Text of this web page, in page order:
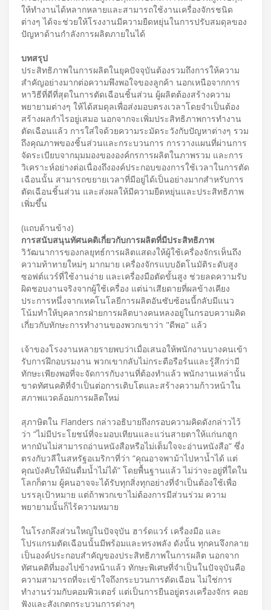
ให้ทำงานได้หลากหลายและสามารถใช้งานเครื่องจักรชนิด
ต่างๆ ได้จะช่วยให้โรงงานมีความยืดหยุ่นในการปรับสมดุลของ
ปัญหาด้านกำลังการผลิตภายในได้
บทสรุป
ประสิทธิภาพในการผลิตในยุคปัจจุบันต้องรวมถึงการให้ความ
สำคัญอย่างมากต่อความพึงพอใจของลูกค้า นอกเหนือจากการ
หาวิธีที่ดีที่สุดในการตัดเฉือนชิ้นส่วน ผู้ผลิตต้องสร้างความ
พยายามต่างๆ ให้ได้สมดุลเพื่อส่งมอบตรงเวลาโดยจำเป็นต้อง
สร้างผลกำไรอยู่เสมอ นอกจากจะเพิ่มประสิทธิภาพการทำงาน
ตัดเฉือนแล้ว การใส่ใจด้วยความระมัดระวังกับปัญหาต่างๆ รวม
ถึงคุณภาพของชิ้นส่วนและกระบวนการ การวางแผนที่ผ่านการ
จัดระเบียบจากมุมมองขององค์กรการผลิตในภาพรวม และการ
วิเคราะห์อย่างต่อเนื่องถึงองค์ประกอบของการใช้เวลาในการตัด
เฉือนนั้น สามารถขยายเวลาที่มีอยู่ได้เป็นอย่างมากสำหรับการ
ตัดเฉือนชิ้นส่วน และส่งผลให้มีความยืดหยุ่นและประสิทธิภาพ
เพิ่มขึ้น
(แถบด้านข้าง)
การสนับสนุนทัศนคติเกี่ยวกับการผลิตที่มีประสิทธิภาพ
วิวัฒนาการของกลยุทธ์การผลิตแสดงให้ผู้ใช้เครื่องจักรเห็นถึง
ความท้าทายใหม่ๆ มากมาย เครื่องจักรแบบอัตโนมัติระดับสูง
ซอฟต์แวร์ที่ใช้งานง่าย และเครื่องมือตัดขั้นสูง ช่วยลดความรับ
ผิดชอบงานจริงจากผู้ใช้เครื่อง แต่น่าเสียดายที่ผลข้างเคียง
ประการหนึ่งจากเทคโนโลยีการผลิตอันซับซ้อนนี้กลับมีแนว
โน้มทำให้บุคลากรฝ่ายการผลิตบางคนหลงอยู่ในกรอบความคิด
เกี่ยวกับทักษะการทำงานของพวกเขาว่า "ดีพอ" แล้ว
เจ้าของโรงงานหลายรายพบว่าเมื่อเสนอให้พนักงานบางคนเข้า
รับการฝึกอบรมงาน พวกเขากลับไม่กระตือรือร้นและรู้สึกว่ามี
ทักษะเพียงพอที่จะจัดการกับงานที่ต้องทำแล้ว พนักงานเหล่านั้น
ขาดทัศนคติที่จำเป็นต่อการเติบโตและสร้างความก้าวหน้าใน
สภาพแวดล้อมการผลิตใหม่
สุภาษิตใน Flanders กล่าวอธิบายถึงกรอบความคิดดังกล่าวไว้
ว่า “ไม่มีประโยชน์ที่จะมอบเทียนและแว่นสายตาให้แก่นกฮูก
หากมันไม่สามารถอ่านหนังสือหรือไม่เต็มใจจะอ่านหนังสือ” ซึ่ง
ตรงกับวลีในสหรัฐอเมริกาที่ว่า “คุณอาจพาม้าไปหาน้ำได้ แต่
คุณบังคับให้มันดื่มน้ำไม่ได้” โดยพื้นฐานแล้ว ไม่ว่าจะอยู่ที่ใดใน
โลกก็ตาม ผู้คนอาจจะได้รับทุกสิ่งทุกอย่างที่จำเป็นต้องใช้เพื่อ
บรรลุเป้าหมาย แต่ถ้าพวกเขาไม่ต้องการมีส่วนร่วม ความ
พยายามนั้นก็ไร้ความหมาย
ในโรงกลึงส่วนใหญ่ในปัจจุบัน ฮาร์ดแวร์ เครื่องมือ และ
โปรแกรมตัดเฉือนนั้นมีพร้อมและทรงพลัง ดังนั้น ทุกคนจึงกลาย
เป็นองค์ประกอบสำคัญของประสิทธิภาพในการผลิต นอกจาก
ทัศนคติที่มองไปข้างหน้าแล้ว ทักษะพิเศษที่จำเป็นในปัจจุบันคือ
ความสามารถที่จะเข้าใจถึงกระบวนการตัดเฉือน ไม่ใช่การ
ทำงานร่วมกับคอมพิวเตอร์ แต่เป็นการยืนอยู่ตรงเครื่องจักร คอย
ฟังและสังเกตกระบวนการต่างๆ